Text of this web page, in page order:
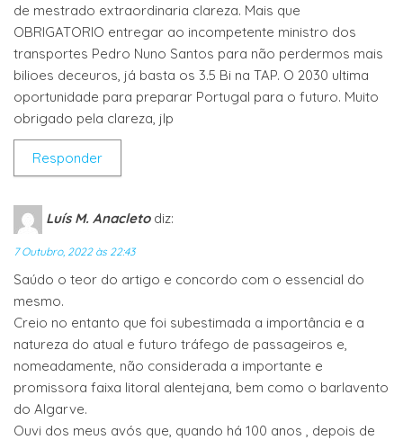
de mestrado extraordinaria clareza. Mais que
OBRIGATORIO entregar ao incompetente ministro dos
transportes Pedro Nuno Santos para não perdermos mais
bilioes deceuros, já basta os 3.5 Bi na TAP. O 2030 ultima
oportunidade para preparar Portugal para o futuro. Muito
obrigado pela clareza, jlp
Responder
Luís M. Anacleto diz:
7 Outubro, 2022 às 22:43
Saúdo o teor do artigo e concordo com o essencial do
mesmo.
Creio no entanto que foi subestimada a importância e a
natureza do atual e futuro tráfego de passageiros e,
nomeadamente, não considerada a importante e
promissora faixa litoral alentejana, bem como o barlavento
do Algarve.
Ouvi dos meus avós que, quando há 100 anos , depois de